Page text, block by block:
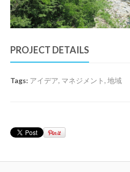
PROJECT DETAILS
Tags: アイデア, マネジメント, 地域